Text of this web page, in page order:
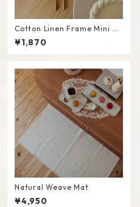
Cotton Linen Frame Mini M
at #Beige
¥1,870
Natural Weave Mat
¥4,950